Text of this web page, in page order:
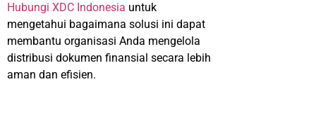
Hubungi XDC Indonesia untuk
mengetahui bagaimana solusi ini dapat
membantu organisasi Anda mengelola
distribusi dokumen finansial secara lebih
aman dan efisien.